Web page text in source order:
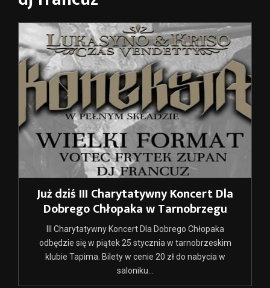
Już dziś III Charytatywny Koncert Dla
Dobrego Chłopaka w Tarnobrzegu
III Charytatywny Koncert Dla Dobrego Chłopaka
odbędzie się w piątek 25 stycznia w tarnobrzeskim
klubie Tapima. Bilety w cenie 20 zł do nabycia w
saloniku...